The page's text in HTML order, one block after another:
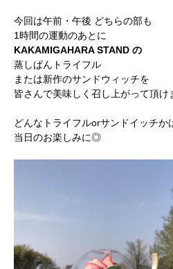
今回は午前・午後 どちらの部も
1時間の運動のあとに
KAKAMIGAHARA STAND の
蒸しぱんトライフル
または新作のサンドウィッチを
皆さんで美味しく召し上がって頂
どんなトライフルorサンドイッチか
当日のお楽しみに◎